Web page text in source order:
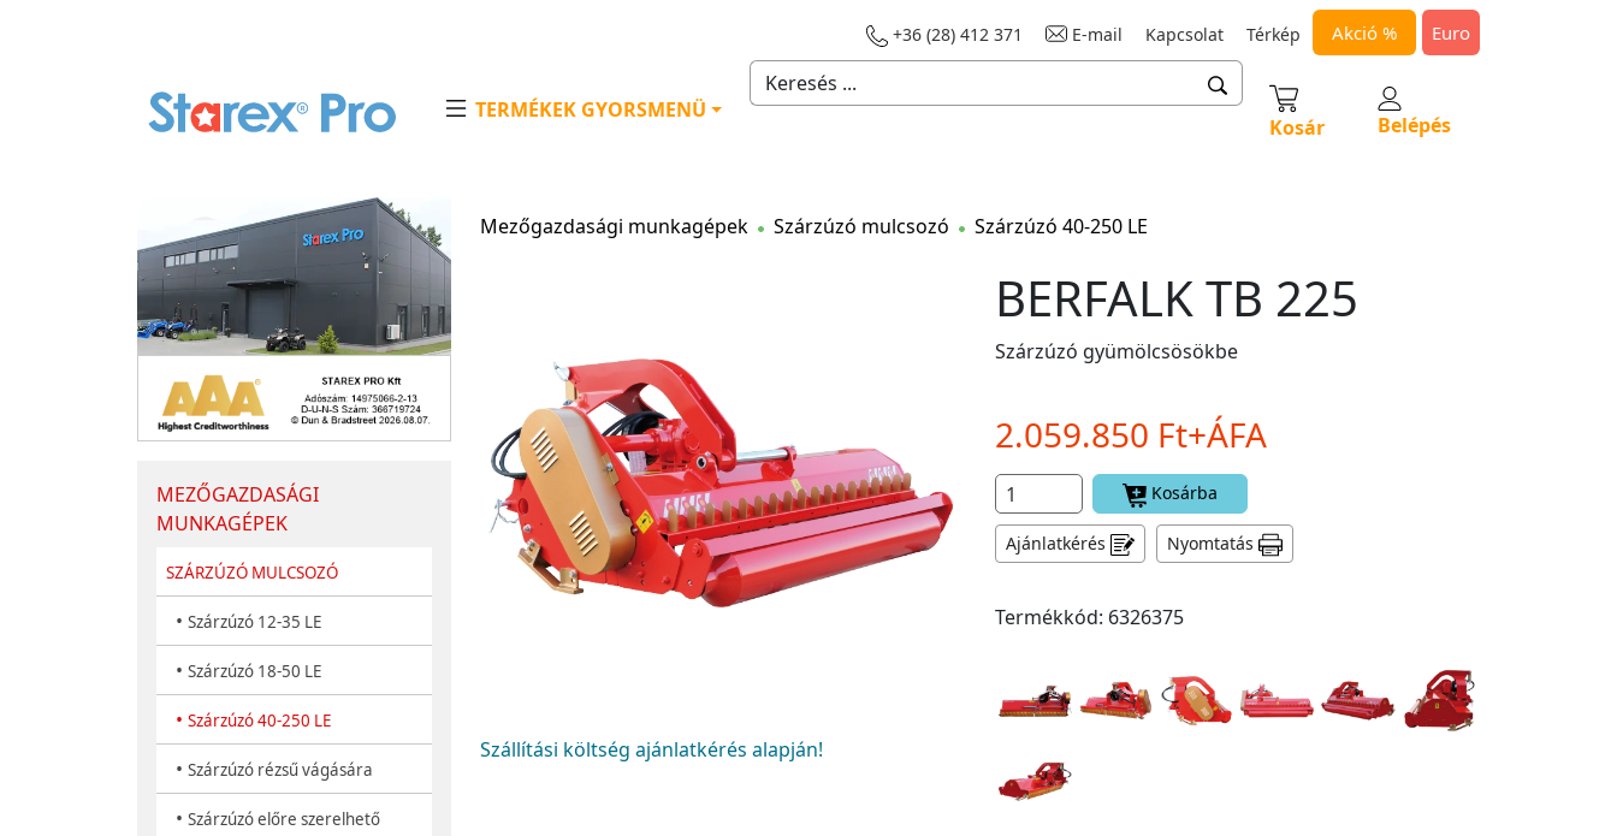
+36 (28) 412 371 E-mail Kapcsolat Térkép Akció % Euro
TERMÉKEK GYORSMENÜ
Kosár Belépés
MEZŐGAZDASÁGI
MUNKAGÉPEK
SZÁRZÚZÓ MULCSOZÓ
• Szárzúzó 12-35 LE
• Szárzúzó 18-50 LE
• Szárzúzó 40-250 LE
• Szárzúzó rézsű vágására
• Szárzúzó előre szerelhető
Mezőgazdasági munkagépek Szárzúzó mulcsozó Szárzúzó 40-250 LE
Szállítási költség ajánlatkérés alapján!
BERFALK TB 225
Szárzúzó gyümölcsösökbe
2.059.850 Ft+ÁFA
Kosárba
Ajánlatkérés Nyomtatás
Termékkód: 6326375